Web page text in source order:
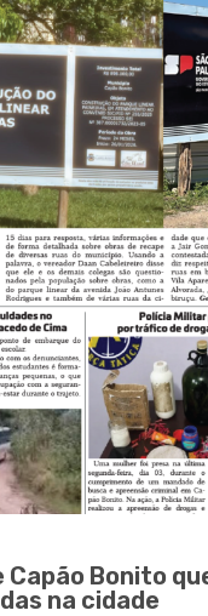
Capão Bonito
na cidade